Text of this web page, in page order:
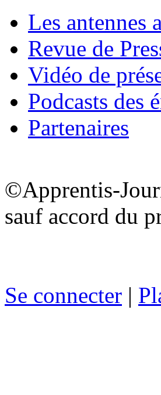
Les antennes
Revue de
Vidéo de
Podcasts des
Partenaires
©Apprentis-
sauf accord du
Se connecter |